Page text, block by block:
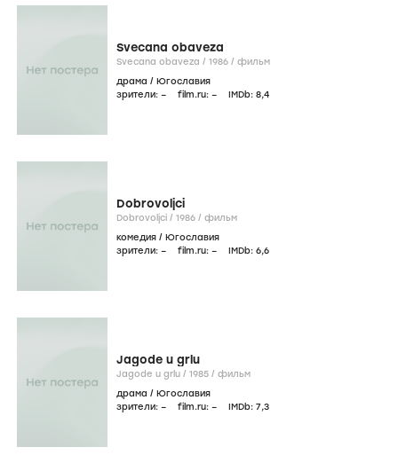
Svecana obaveza
Svecana obaveza / 1986 / фильм
драма / Югославия
зрители: – film.ru: – IMDb: 8,4
Dobrovoljci
Dobrovoljci / 1986 / фильм
комедия / Югославия
зрители: – film.ru: – IMDb: 6,6
Jagode u grlu
Jagode u grlu / 1985 / фильм
драма / Югославия
зрители: – film.ru: – IMDb: 7,3